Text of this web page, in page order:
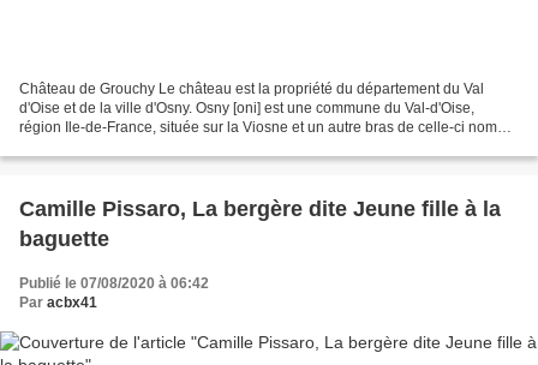
Château de Grouchy Le château est la propriété du département du Val
d'Oise et de la ville d'Osny. Osny [oni] est une commune du Val-d'Oise,
région Ile-de-France, située sur la Viosne et un autre bras de celle-ci nommé
Camille Pissaro, La bergère dite Jeune fille à la
baguette
Publié le 07/08/2020 à 06:42
Par acbx41